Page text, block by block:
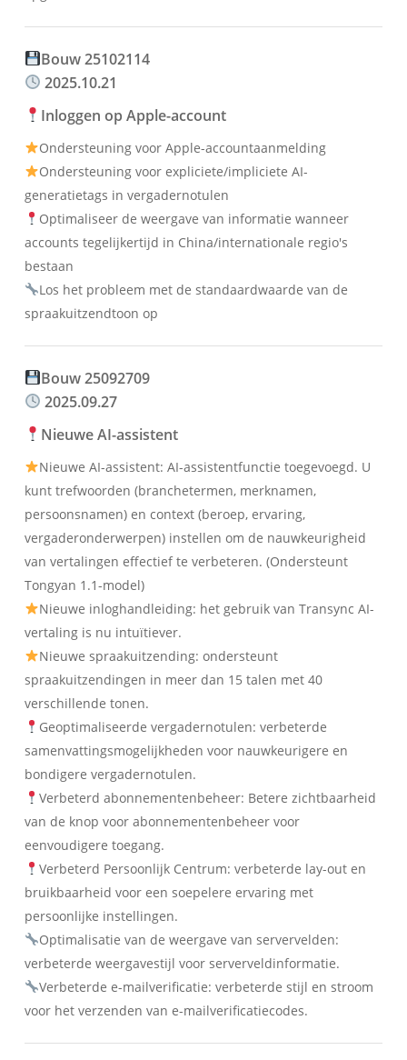
Bouw 25102114
2025.10.21
Inloggen op Apple-account
Ondersteuning voor Apple-accountaanmelding
Ondersteuning voor expliciete/impliciete AI-
generatietags in vergadernotulen
Optimaliseer de weergave van informatie wanneer
accounts tegelijkertijd in China/internationale regio's
bestaan
Los het probleem met de standaardwaarde van de
spraakuitzendtoon op
Bouw 25092709
2025.09.27
Nieuwe AI-assistent
Nieuwe AI-assistent: AI-assistentfunctie toegevoegd. U
kunt trefwoorden (branchetermen, merknamen,
persoonsnamen) en context (beroep, ervaring,
vergaderonderwerpen) instellen om de nauwkeurigheid
van vertalingen effectief te verbeteren. (Ondersteunt
Tongyan 1.1-model)
Nieuwe inloghandleiding: het gebruik van Transync AI-
vertaling is nu intuïtiever.
Nieuwe spraakuitzending: ondersteunt
spraakuitzendingen in meer dan 15 talen met 40
verschillende tonen.
Geoptimaliseerde vergadernotulen: verbeterde
samenvattingsmogelijkheden voor nauwkeurigere en
bondigere vergadernotulen.
Verbeterd abonnementenbeheer: Betere zichtbaarheid
van de knop voor abonnementenbeheer voor
eenvoudigere toegang.
Verbeterd Persoonlijk Centrum: verbeterde lay-out en
bruikbaarheid voor een soepelere ervaring met
persoonlijke instellingen.
Optimalisatie van de weergave van servervelden:
verbeterde weergavestijl voor serverveldinformatie.
Verbeterde e-mailverificatie: verbeterde stijl en stroom
voor het verzenden van e-mailverificatiecodes.